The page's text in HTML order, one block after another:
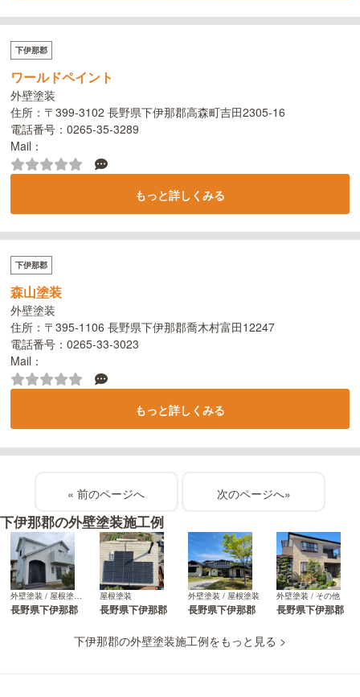
下伊那郡の外壁塗装施工例
外壁塗装 / 屋根塗装 / その他
長野県下伊那郡
屋根塗装
長野県下伊那郡
外壁塗装 / 屋根塗装
長野県下伊那郡
外壁塗装 / その他
長野県下伊那郡
下伊那郡の外壁塗装施工例をもっと見る >
下伊那郡
ワールドペイント
外壁塗装
住所：〒399-3102 長野県下伊那郡高森町吉田2305-16
電話番号：0265-35-3289
Mail：
もっと詳しくみる
下伊那郡
森山塗装
外壁塗装
住所：〒395-1106 長野県下伊那郡喬木村富田12247
電話番号：0265-33-3023
Mail：
もっと詳しくみる
« »